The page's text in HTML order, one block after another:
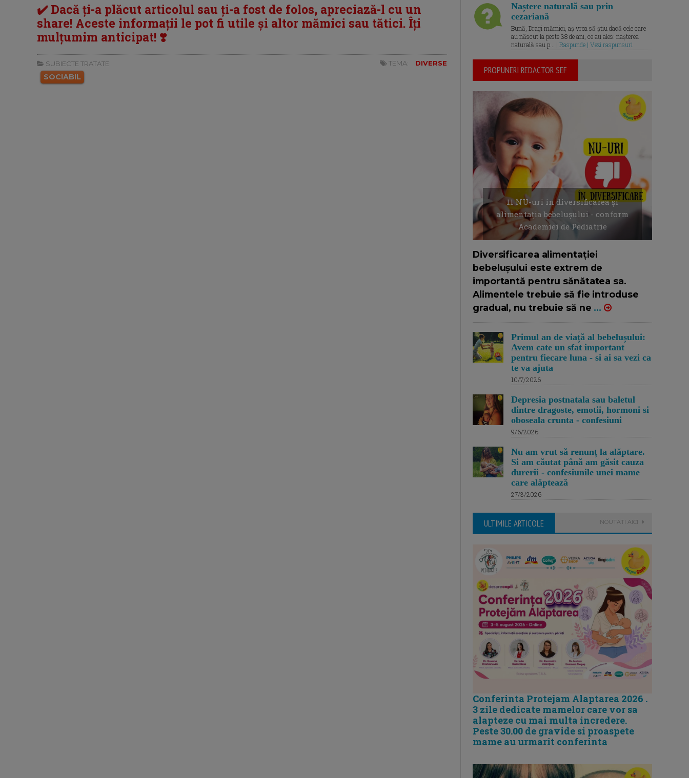
✔️ Dacă ți-a plăcut articolul sau ți-a fost de folos, apreciază-l cu un
share! Aceste informații le pot fi utile și altor mămici sau tătici. Îți
mulțumim anticipat! ❣️
SUBIECTE TRATATE:
SOCIABIL
TEMA: DIVERSE
Naștere naturală sau prin
cezariană
Bună, Dragi mămici, aș vrea să știu dacă cele care
au născut la peste 38 de ani, ce ați ales: nașterea
naturală sau p... | Raspunde | Vezi raspunsuri
PROPUNERI REDACTOR SEF
11 NU-uri in diversificarea și
alimentația bebelușului - conform
Academiei de Pediatrie
Diversificarea alimentației
bebelușului este extrem de
importantă pentru sănătatea sa.
Alimentele trebuie să fie introduse
gradual, nu trebuie să ne ...
Primul an de viață al bebelușului:
Avem cate un sfat important
pentru fiecare luna - si ai sa vezi ca
te va ajuta
10/7/2026
Depresia postnatala sau baletul
dintre dragoste, emotii, hormoni si
oboseala crunta - confesiuni
9/6/2026
Nu am vrut să renunț la alăptare.
Si am căutat până am găsit cauza
durerii - confesiunile unei mame
care alăptează
27/3/2026
ULTIMILE ARTICOLE NOUTATI AICI
Conferinta Protejam Alaptarea 2026 .
3 zile dedicate mamelor care vor sa
alapteze cu mai multa incredere.
Peste 30.00 de gravide si proaspete
mame au urmarit conferinta